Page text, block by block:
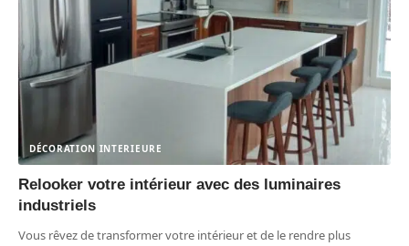
DÉCORATION INTERIEURE
Relooker votre intérieur avec des luminaires
industriels
Vous rêvez de transformer votre intérieur et de le rendre plus